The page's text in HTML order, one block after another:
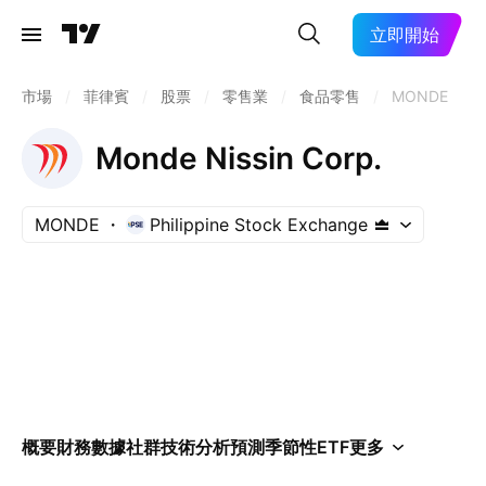
立即開始
市場 菲律賓 股票 零售業 食品零售 MONDE
Monde Nissin Corp.
MONDE Philippine Stock Exchange
概要財務數據社群技術分析預測季節性ETF更多